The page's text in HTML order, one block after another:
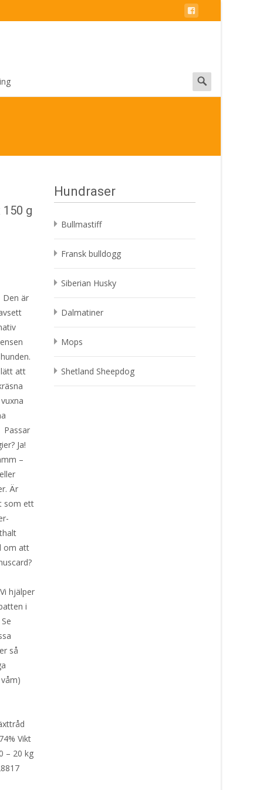
Search
for:
g
Den är
att
Passar
Ja!
–
Är
som ett
om att
hjälper
i
så
Vikt
– 20 kg
Hundraser
Bullmastiff
Fransk bulldogg
Siberian Husky
Dalmatiner
Mops
Shetland Sheepdog